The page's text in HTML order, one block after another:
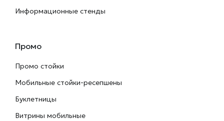
Информационные стенды
Промо
Промо стойки
Мобильные стойки-ресепшены
Буклетницы
Витрины мобильные